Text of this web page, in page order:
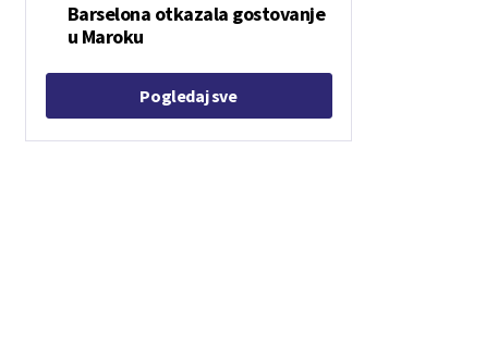
Barselona otkazala gostovanje
u Maroku
Pogledaj sve